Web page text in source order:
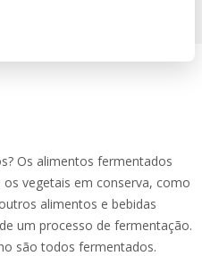
Os alimentos fermentados
vegetais em conserva, como
alimentos e bebidas
um processo de fermentação.
são todos fermentados.